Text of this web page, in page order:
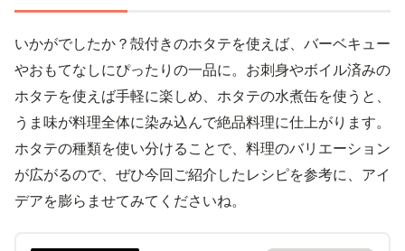
いかがでしたか？殻付きのホタテを使えば、バーベキュー
やおもてなしにぴったりの一品に。お刺身やボイル済みの
ホタテを使えば手軽に楽しめ、ホタテの水煮缶を使うと、
うま味が料理全体に染み込んで絶品料理に仕上がります。
ホタテの種類を使い分けることで、料理のバリエーション
が広がるので、ぜひ今回ご紹介したレシピを参考に、アイ
デアを膨らませてみてくださいね。